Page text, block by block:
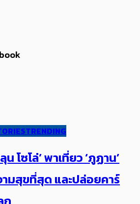
TRENDING
โซโล่’ ​​พาเที่ยว ‘ภูฏาน’
มสุข​ที่สุด​​ และปล่อยคาร์​